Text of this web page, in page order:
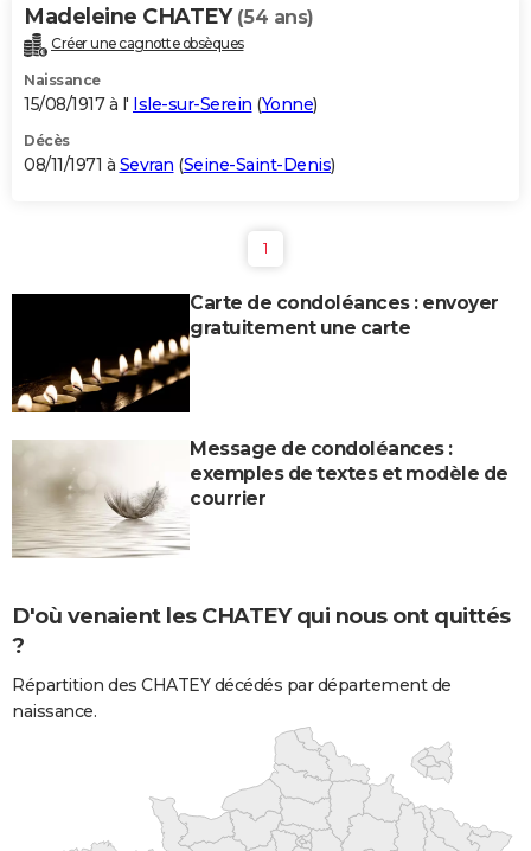
Madeleine CHATEY (54 ans)
Créer une cagnotte obsèques
Naissance
15/08/1917 à l' Isle-sur-Serein (Yonne)
Décès
08/11/1971 à Sevran (Seine-Saint-Denis)
1
Carte de condoléances : envoyer
gratuitement une carte
Message de condoléances :
exemples de textes et modèle de
courrier
D'où venaient les CHATEY qui nous ont quittés
?
Répartition des CHATEY décédés par département de
naissance.